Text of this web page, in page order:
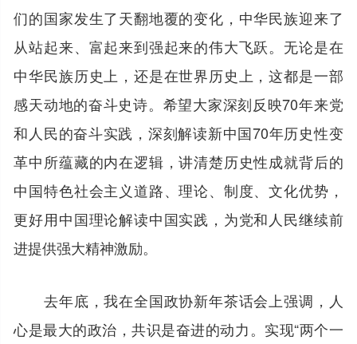
们的国家发生了天翻地覆的变化，中华民族迎来了
从站起来、富起来到强起来的伟大飞跃。无论是在
中华民族历史上，还是在世界历史上，这都是一部
感天动地的奋斗史诗。希望大家深刻反映70年来党
和人民的奋斗实践，深刻解读新中国70年历史性变
革中所蕴藏的内在逻辑，讲清楚历史性成就背后的
中国特色社会主义道路、理论、制度、文化优势，
更好用中国理论解读中国实践，为党和人民继续前
进提供强大精神激励。
去年底，我在全国政协新年茶话会上强调，人
心是最大的政治，共识是奋进的动力。实现“两个一